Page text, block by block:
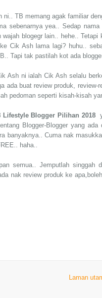
ni.. TB memang agak familiar
sebenarnya yea.. Sedap
wajah blogegr lain.. hehe..
Cik Ash lama lagi? huhu..
Tapi tak pastilah kot ada
Ash ni ialah Cik Ash selalu
ada buat review produk,
pedoman seperti kisah-kisah
Lifestyle Blogger Pilihan 2018
Blogger-Blogger yang
banyaknya.. Cuma nak
haha..
semua.. Jemputlah
nak review produk ke
Laman